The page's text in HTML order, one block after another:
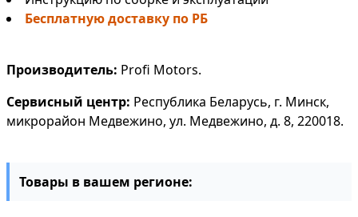
Бесплатную доставку по РБ
Производитель: Profi Motors.
Сервисный центр: Республика Беларусь, г. Минск,
микрорайон Медвежино, ул. Медвежино, д. 8, 220018.
Товары в вашем регионе: